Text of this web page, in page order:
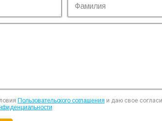
Пользовательского соглашения и даю свое